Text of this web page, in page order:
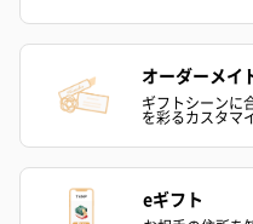
おつまみ・その他
お酒にぴったりのおつまみ・
オーダーメイ
ギフトシーンに
を彩るカスタマ
eギフト